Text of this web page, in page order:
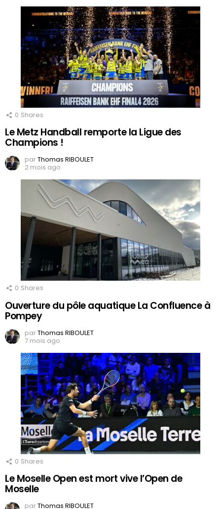
0 Shares
Le Metz Handball remporte la Ligue des
Champions !
parThomas RIBOULET
2 mois ago
0 Shares
Ouverture du pôle aquatique La Confluence à
Pompey
parThomas RIBOULET
7 mois ago
0 Shares
Le Moselle Open est mort vive l’Open de
Moselle
parThomas RIBOULET